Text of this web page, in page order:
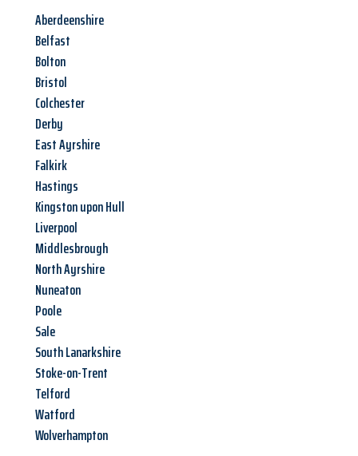
Aberdeenshire
Belfast
Bolton
Bristol
Colchester
Derby
East Ayrshire
Falkirk
Hastings
Kingston upon Hull
Liverpool
Middlesbrough
North Ayrshire
Nuneaton
Poole
Sale
South Lanarkshire
Stoke-on-Trent
Telford
Watford
Wolverhampton